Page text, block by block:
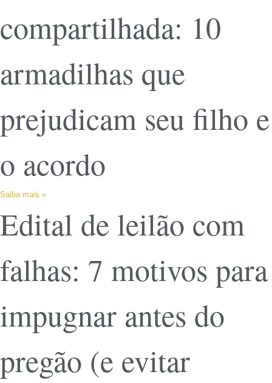
compartilhada: 10
armadilhas que
prejudicam seu filho e
o acordo
Saiba mais »
Edital de leilão com
falhas: 7 motivos para
impugnar antes do
pregão (e evitar